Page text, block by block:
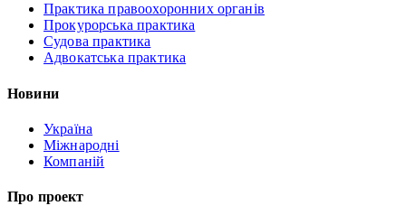
Практика правоохоронних органів
Прокурорська практика
Судова практика
Адвокатська практика
Новини
Україна
Міжнародні
Компаній
Про проект